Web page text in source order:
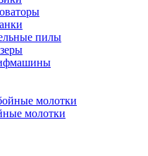
пилы
молотки